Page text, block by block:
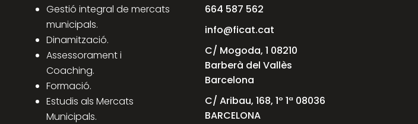
Gestió integral de mercats
municipals.
Dinamització.
Assessorament i
Coaching.
Formació.
Estudis als Mercats
Municipals.
664 587 562
info@ficat.cat
C/ Mogoda, 1 08210
Barberà del Vallès
Barcelona
C/ Aribau, 168, 1º 1ª 08036
BARCELONA